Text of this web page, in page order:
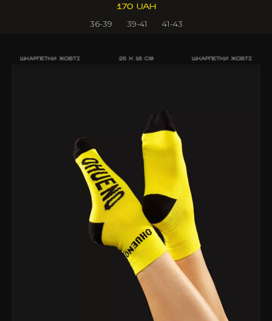
170 UAH
36-39
39-41 41-43
ШКАРПЕТКИ ЖОВТІ 25 X 16 CM ШКАРПЕТКИ ЖОВТІ